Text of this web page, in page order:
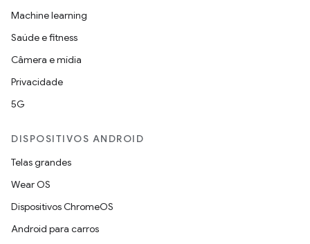
Machine learning
Saúde e fitness
Câmera e mídia
Privacidade
5G
DISPOSITIVOS ANDROID
Telas grandes
Wear OS
Dispositivos ChromeOS
Android para carros